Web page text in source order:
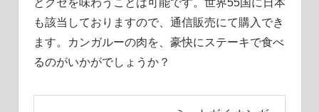
も該当しておりますので、通信販売にて購入でき
ます。
カンガルーの肉を、豪快にステーキで食べ
るのがいかがでしょうか？